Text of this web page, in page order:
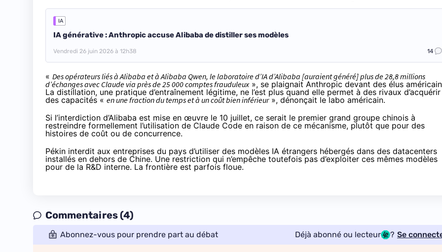
IA
IA générative : Anthropic accuse Alibaba de distiller ses modèles
Vendredi 26 juin 2026 à 12h38 14
« Des opérateurs liés à Alibaba et à Alibaba Qwen, le laboratoire d’IA d’Alibaba [auraient généré] plus de 28,8 millions
d’échanges avec Claude via près de 25 000 comptes frauduleux», se plaignait Anthropic devant des élus
La distillation, une pratique d’entraînement légitime, ne l’est plus quand elle permet à des rivaux d’acquérir
des capacités « en une fraction du temps et à un coût bien inférieur», dénonçait le labo américain.
Si l’interdiction d’Alibaba est mise en œuvre le 10 juillet, ce serait le premier grand groupe chinois à
restreindre formellement l’utilisation de Claude Code en raison de ce mécanisme, plutôt que pour des
histoires de coût ou de concurrence.
Pékin interdit aux entreprises du pays d’utiliser des modèles IA étrangers hébergés dans des datacenters
installés en dehors de Chine. Une restriction qui n’empêche toutefois pas d’exploiter ces mêmes modèles
pour de la R&D interne. La frontière est parfois floue.
Commentaires (4)
Abonnez-vous pour prendre part au débat Déjà abonné ou lecteur ? Se